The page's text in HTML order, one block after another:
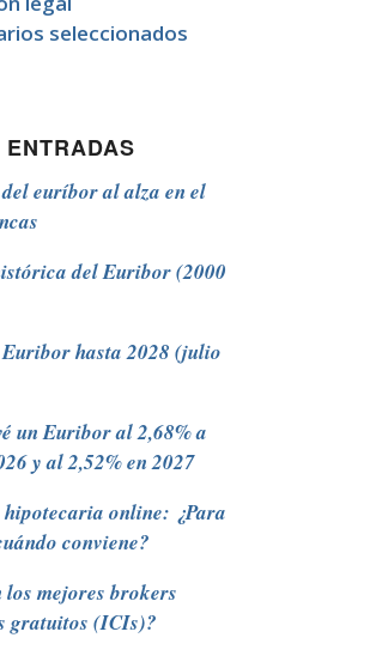
seleccionados
euríbor al alza en el
del Euribor (2000
hasta 2028 (julio
un Euribor al 2,68% a
y al 2,52% en 2027
online: ¿Para
conviene?
los mejores brokers
gratuitos (ICIs)?